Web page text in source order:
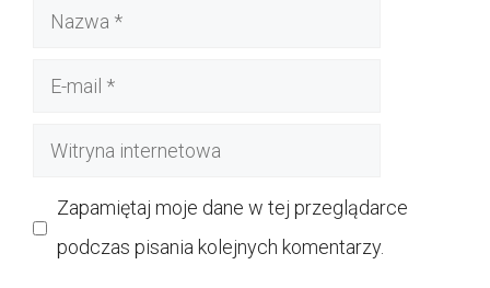
Nazwa
Witryna
Zapamiętaj moje dane w tej przeglądarce
podczas pisania kolejnych komentarzy.